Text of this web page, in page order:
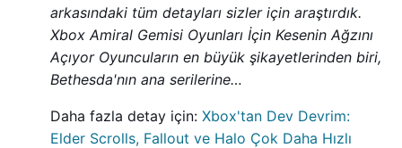
arkasındaki tüm detayları sizler için araştırdık.
Xbox Amiral Gemisi Oyunları İçin Kesenin Ağzını
Açıyor Oyuncuların en büyük şikayetlerinden biri,
Bethesda'nın ana serilerine…
Daha fazla detay için: Xbox'tan Dev Devrim:
Elder Scrolls, Fallout ve Halo Çok Daha Hızlı